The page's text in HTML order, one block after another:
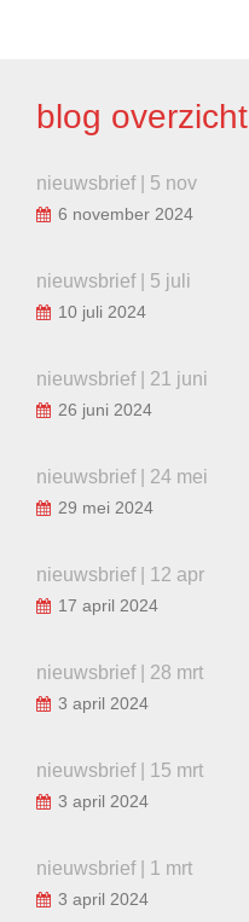
blog overzicht
nieuwsbrief | 5 nov
6 november 2024
nieuwsbrief | 5 juli
10 juli 2024
nieuwsbrief | 21 juni
26 juni 2024
nieuwsbrief | 24 mei
29 mei 2024
nieuwsbrief | 12 apr
17 april 2024
nieuwsbrief | 28 mrt
3 april 2024
nieuwsbrief | 15 mrt
3 april 2024
nieuwsbrief | 1 mrt
3 april 2024